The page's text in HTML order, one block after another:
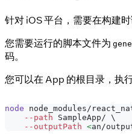
针对 iOS 平台，需要在构建
您需要运行的脚本文件为
码。
您可以在 App 的根目录，执
node node_modules/
--path SampleApp/ \
--outputPath <an/